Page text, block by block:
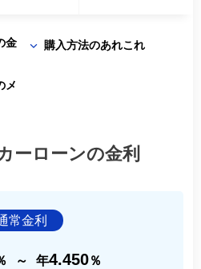
金
購入方法のあれこれ
メ
ーローンの金利
常金利
～ 年4.450％